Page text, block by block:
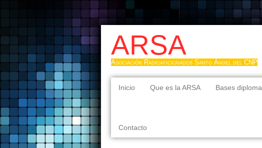
ARSA
Asociación Radioaficionados Santo Ángel del CNP
Inicio Que es la ARSA Bases diploma
Contacto